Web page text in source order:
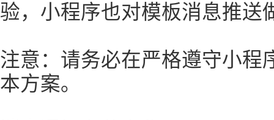
验，小程序也对模板消息推送
注意：请务必在严格遵守小程
本方案。